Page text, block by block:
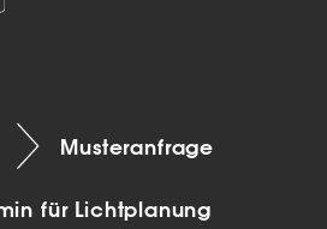
Musteranfrage
für Lichtplanung